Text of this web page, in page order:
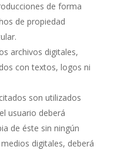
de forma
de propiedad
archivos digitales,
con textos, logos ni
son utilizados
usuario deberá
de éste sin ningún
digitales, deberá